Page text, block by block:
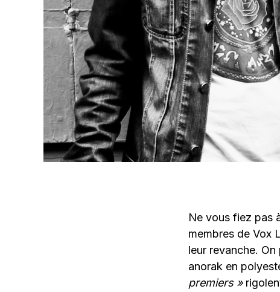
Ne vous fiez pas
membres de Vox
leur revanche.
anorak en
premiers »